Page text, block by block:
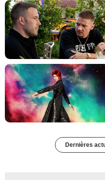
Dernières